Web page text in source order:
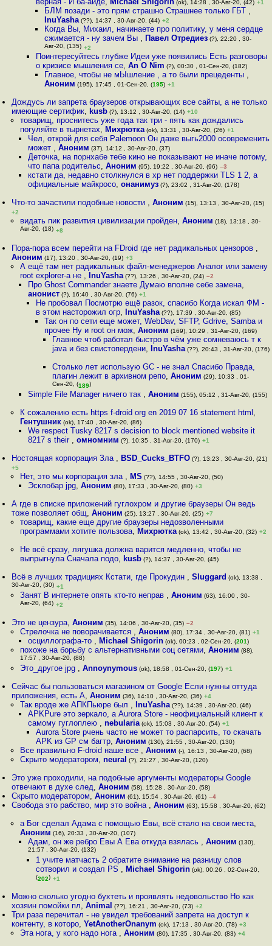
(ok), 14:28 , 30-Авг-20, (42) +1
БЛМ позади - это прям страшно Страшнее только ГБТ ,
InuYasha(??), 14:37 , 30-Авг-20, (44) +2
Когда Вы, Михаил, начинаете про политику, у меня сердце
сжимается - ну зачем Вы , Павел Отредиез(?), 22:20 , 30-
Авг-20, (135) +2
Поинтересуйтесь глубже Идеи уже появились Есть разговоры
о кризисе мышления се,An O Nim (?), 00:30 , 01-Сен-20, (182)
Главное, чтобы не мЫшление , а то были прецеденты ,
Аноним (195), 17:45 , 01-Сен-20, (195) +1
Дождусь ли запрета браузеров открывающих все сайты, а не только
имеющие сертифик, kusb (?), 13:12 , 30-Авг-20, (14) +10
товарищ, проснитесь уже года так три - пять как дождались
погуляйте в тырнетах, Михрютка(ok), 13:31 , 30-Авг-20, (26) +1
Чел, открой для себя Palemoon Он даже выгь2000 осовременить
может , Аноним (37), 14:12 , 30-Авг-20, (37)
Деточка, на порнхабе тебе кино не показывают не иначе потому,
что папа родительс, Аноним (95), 19:22 , 30-Авг-20, (96) –3
кстати да, недавно столкнулся в хр нет поддержки TLS 1 2, а
официальные майкросо, онанимуз(?), 23:02 , 31-Авг-20, (178)
Что-то зачастили подобные новости ,Аноним (15), 13:13 , 30-Авг-20, (15)
+2
видать пик развития цивилизации пройден, Аноним (18), 13:18 , 30-
Авг-20, (18) +8
Пора-пора всем перейти на FDroid где нет радикальных цензоров ,
Аноним (17), 13:20 , 30-Авг-20, (19) +3
А ещё там нет радикальных файл-менеджеров Аналог или замену
root explorer-а не , InuYasha(??), 13:26 , 30-Авг-20, (24) –2
Про Ghost Commander знаете Думаю вполне себе замена,
анонист(?), 16:40 , 30-Авг-20, (76) +1
Не пробовал Посмотрю ещё разок, спасибо Когда искал ФМ -
в этом насторожил огр, InuYasha (??), 17:39 , 30-Авг-20, (85)
Так он по сети еще может, WebDav, SFTP, Gdrive, Samba и
прочее Ну и root он мож, Аноним (169), 10:29 , 31-Авг-20, (169)
Главное чтоб работал быстро в чём уже сомневаюсь т к
java и без свистопердени, InuYasha(??), 20:43 , 31-Авг-20, (176)
Столько лет использую GC - не знал Спасибо Правда,
плагин лежит в архивном репо, Аноним (29), 10:33 , 01-
Сен-20, (189)
Simple File Manager ничего так , Аноним (155), 05:12 , 31-Авг-20, (155)
К сожалению есть https f-droid org en 2019 07 16 statement html ,
Гентушник(ok), 17:40 , 30-Авг-20, (86)
We respect Tusky 8217 s decision to block mentioned website it
8217 s their , омномним (?), 10:35 , 31-Авг-20, (170) +1
Ностоящая корпорация Зла , BSD_Cucks_BTFO (?), 13:23 , 30-Авг-20, (21)
+5
Нет, это мы корпорация зла , MS (??), 14:55 , 30-Авг-20, (50)
Эсклобар jpg, Аноним (80), 17:33 , 30-Авг-20, (80) +3
А где в списке приложений гуглохром и другие браузеры Он ведь
тоже позволяет общ,Аноним (25), 13:27 , 30-Авг-20, (25) +7
товарищ, какие еще другие браузеры недозволенными
программами хотите пользова, Михрютка(ok), 13:42 , 30-Авг-20, (32) +2
Не всё сразу, лягушка должна варится медленно, чтобы не
выпрыгнула Сначала подо, kusb(?), 14:37 , 30-Авг-20, (45)
Всё в лучших традициях Кстати, где Прокудин ,Sluggard (ok), 13:38 ,
30-Авг-20, (30) +1
Занят В интернете опять кто-то неправ , Аноним (63), 16:00 , 30-
Авг-20, (64) +2
Это не цензура,Аноним (35), 14:06 , 30-Авг-20, (35) –2
Стрелочка не поворачивается , Аноним (80), 17:34 , 30-Авг-20, (81) +1
осциллографа-то , Michael Shigorin(ok), 00:23 , 02-Сен-20, (201)
похоже на борьбу с альтернативными соц сетями, Аноним (88),
17:57 , 30-Авг-20, (88)
Это_другое jpg , Annoynymous(ok), 18:58 , 01-Сен-20, (197) +1
Сейчас бы пользоваться магазином от Google Если нужны оттуда
приложения, есть A,Аноним (36), 14:10 , 30-Авг-20, (36) +4
Так вроде же АПКПьюре был , InuYasha(??), 14:39 , 30-Авг-20, (46)
APKPure это зеркало, а Aurora Store - неофициальный клиент к
самому гуглоплею , nebularia(ok), 15:03 , 30-Авг-20, (54) +1
Aurora Store рчень часто не может то распарсить, то скачать
APK из GP см багтр,Аноним (130), 21:55 , 30-Авг-20, (130)
Все правильно F-droid наше все , Аноним (-), 16:13 , 30-Авг-20, (68)
Скрыто модератором, neural (?), 21:27 , 30-Авг-20, (120)
Это уже проходили, на подобные аргументы модераторы Google
отвечают в духе след,Аноним (58), 15:28 , 30-Авг-20, (58)
Скрыто модератором,Аноним (61), 15:54 , 30-Авг-20, (61) –4
Свобода это рабство, мир это война ,Аноним (63), 15:58 , 30-Авг-20, (62)
а Бог сделал Адама с помощью Евы, всё стало на свои места,
Аноним (16), 20:33 , 30-Авг-20, (107)
Адам, он же ребро Евы А Ева откуда взялась , Аноним (130),
21:57 , 30-Авг-20, (132)
1 учите матчасть 2 обратите внимание на разницу слов
сотворил и создал PS , Michael Shigorin (ok), 00:26 , 02-Сен-20,
(202) +1
Можно сколько угодно бухтеть и проявлять недовольство Но как
хозяин помойки пл,Animal (??), 16:21 , 30-Авг-20, (73) +2
Три раза перечитал - не увидел требований запрета на доступ к
контенту, в которо,YetAnotherOnanym (ok), 17:13 , 30-Авг-20, (78) +3
Эта нога, у кого надо нога , Аноним (80), 17:35 , 30-Авг-20, (83) +4